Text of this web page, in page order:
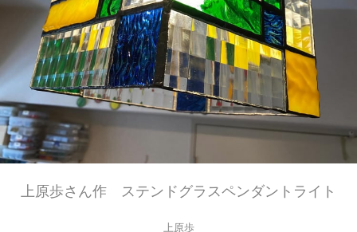
上原歩さん作 ステンドグラスペンダントライト
上原歩